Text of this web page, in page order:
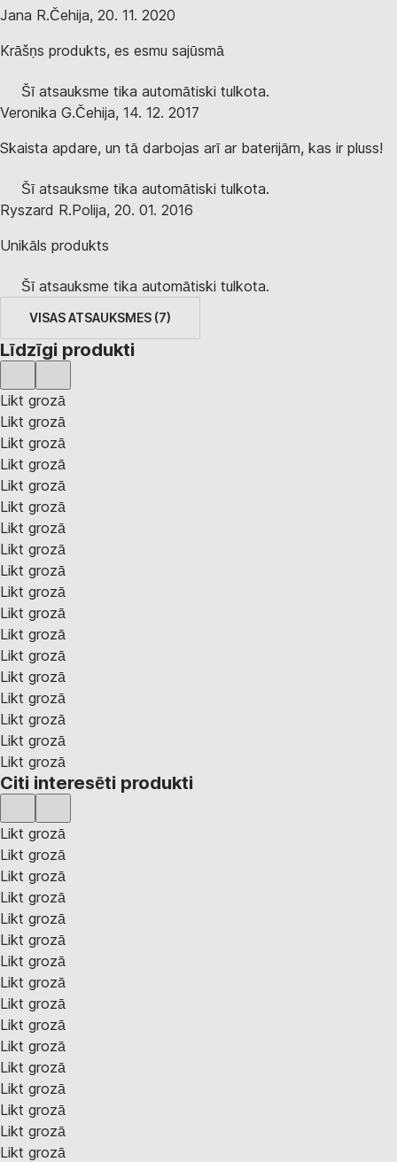
Jana R.Čehija, 20. 11. 2020
Krāšņs produkts, es esmu sajūsmā
Šī atsauksme tika automātiski tulkota.
Veronika G.Čehija, 14. 12. 2017
Skaista apdare, un tā darbojas arī ar baterijām, kas ir pluss!
Šī atsauksme tika automātiski tulkota.
Ryszard R.Polija, 20. 01. 2016
Unikāls produkts
Šī atsauksme tika automātiski tulkota.
VISAS ATSAUKSMES (7)
Līdzīgi produkti
Likt grozā
Likt grozā
Likt grozā
Likt grozā
Likt grozā
Likt grozā
Likt grozā
Likt grozā
Likt grozā
Likt grozā
Likt grozā
Likt grozā
Likt grozā
Likt grozā
Likt grozā
Likt grozā
Likt grozā
Likt grozā
Citi interesēti produkti
Likt grozā
Likt grozā
Likt grozā
Likt grozā
Likt grozā
Likt grozā
Likt grozā
Likt grozā
Likt grozā
Likt grozā
Likt grozā
Likt grozā
Likt grozā
Likt grozā
Likt grozā
Likt grozā